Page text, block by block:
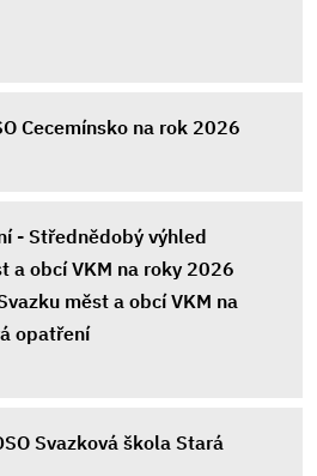
Cecemínsko na rok 2026
- Střednědobý výhled
a obcí VKM na roky 2026
měst a obcí VKM na
opatření
Svazková škola Stará